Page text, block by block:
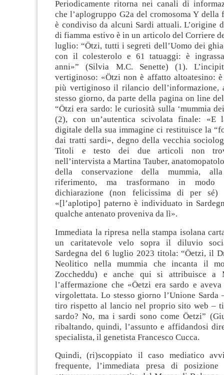
Periodicamente ritorna nei canali di
che l’aplogruppo G2a del cromosoma Y della
è condiviso da alcuni Sardi attuali. L’origine
di fiamma estivo è in un articolo del Corriere
luglio: “Ötzi, tutti i segreti dell’Uomo dei
con il colesterolo e 61 tatuaggi: è
anni»” (Silvia M.C. Senette) (1).
vertiginoso: «Ötzi non è affatto altoatesino: è
più vertiginoso il rilancio dell’informazione,
stesso giorno, da parte della pagina on line
“Ötzi era sardo: le curiosità sulla ‘mummia
(2), con un’autentica scivolata finale: «E
digitale della sua immagine ci restituisce la
dai tratti sardi», degno della vecchia
Titoli e testo dei due articoli non
nell’intervista a Martina Tauber,
della conservazione della mummia,
riferimento, ma trasformano in modo
dichiarazione (non felicissima di per sé)
«[l’aplotipo] paterno è individuato in
qualche antenato proveniva da lì».
Immediata la ripresa nella stampa isolana
un caritatevole velo sopra il diluvio
Sardegna del 6 luglio 2023 titola: “Öetzi, il
Neolitico nella mummia che incanta il
Zoccheddu) e anche qui si attribuisce a
l’affermazione che «Öetzi era sardo e
virgolettata. Lo stesso giorno l’Unione Sarda
tiro rispetto al lancio nel proprio sito web –
sardo? No, ma i sardi sono come Öetzi”
ribaltando, quindi, l’assunto e affidandosi
specialista, il genetista Francesco Cucca.
Quindi, (ri)scoppiato il caso mediatico
frequente, l’immediata presa di